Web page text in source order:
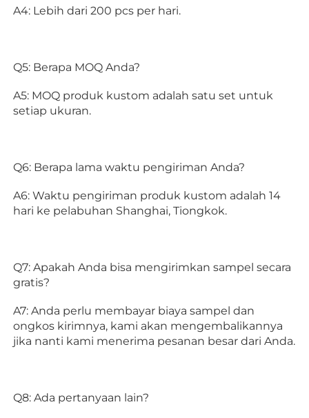
A4: Lebih dari 200 pcs per hari.
Q5: Berapa MOQ Anda?
A5: MOQ produk kustom adalah satu set untuk
setiap ukuran.
Q6: Berapa lama waktu pengiriman Anda?
A6: Waktu pengiriman produk kustom adalah 14
hari ke pelabuhan Shanghai, Tiongkok.
Q7: Apakah Anda bisa mengirimkan sampel secara
gratis?
A7: Anda perlu membayar biaya sampel dan
ongkos kirimnya, kami akan mengembalikannya
Q8: Ada pertanyaan lain?